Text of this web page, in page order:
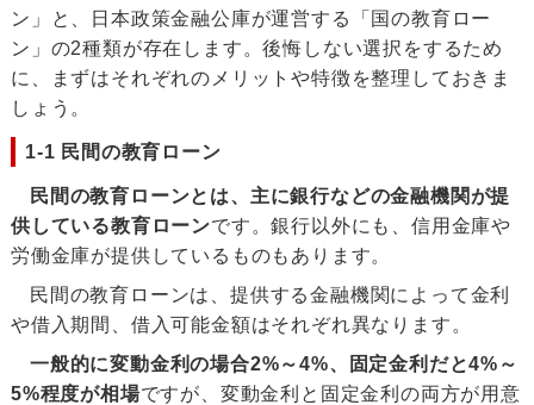
ン」と、日本政策金融公庫が運営する「国の教育ロー
ン」の2種類が存在します。後悔しない選択をするため
に、まずはそれぞれのメリットや特徴を整理しておきま
しょう。
1-1 民間の教育ローン
民間の教育ローンとは、主に銀行などの金融機関が提
供している教育ローンです。銀行以外にも、信用金庫や
労働金庫が提供しているものもあります。
民間の教育ローンは、提供する金融機関によって金利
や借入期間、借入可能金額はそれぞれ異なります。
一般的に変動金利の場合2%～4%、固定金利だと4%～
5%程度が相場ですが、変動金利と固定金利の両方が用意